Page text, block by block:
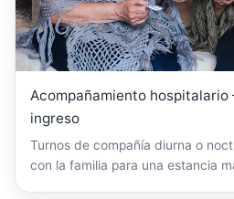
Acompañamiento hospitalario
ingreso
Turnos de compañía diurna o
con la familia para una estancia